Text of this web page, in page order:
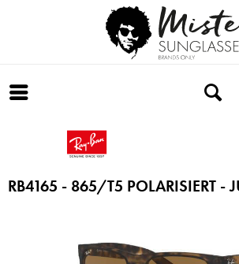
RB4165 - 865/T5 POLARISIERT -